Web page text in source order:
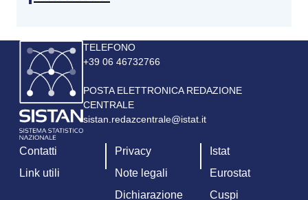
Immagine
TELEFONO
+39 06 46732766
POSTA ELETTRONICA REDAZIONE
CENTRALE
sistan.redazcentrale@istat.it
Contatti
Link utili
Privacy
Note legali
Dichiarazione
Istat
Eurostat
Cuspi